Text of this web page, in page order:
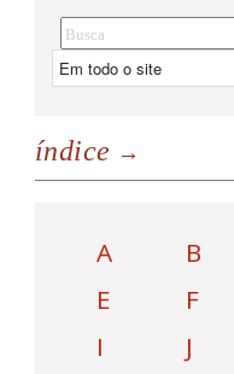
índice
A B
E
F
I
J